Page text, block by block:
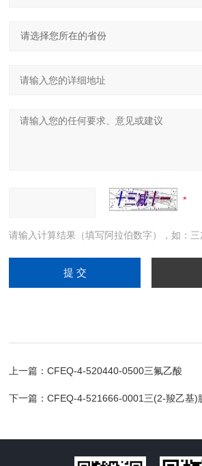
请输入计算结果（填写阿拉伯数字），如：三
上一篇：CFEQ-4-520440-0500三氟乙酸
下一篇：CFEQ-4-521666-0001三(2-羧乙基)